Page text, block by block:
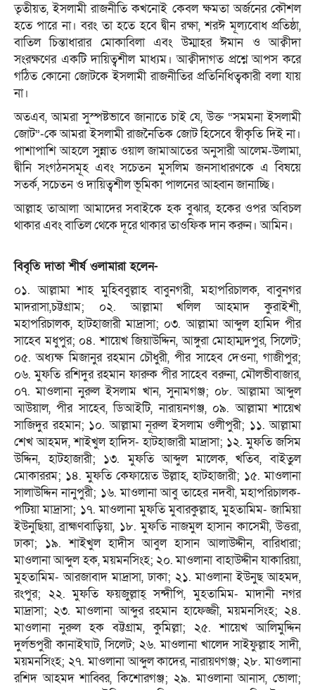
তৃতীয়ত, ইসলামী রাজনীতি কখনোই কেবল ক্ষমতা অর্জনের কৌশল
হতে পারে না। বরং তা হতে হবে দ্বীন রক্ষা, শরঈ মূল্যবোধ প্রতিষ্ঠা,
বাতিল চিন্তাধারার মোকাবিলা এবং উম্মাহর ঈমান ও আক্বীদা
সংরক্ষণের একটি দায়িত্বশীল মাধ্যম। আক্বীদাগত প্রশ্নে আপস করে
গঠিত কোনো জোটকে ইসলামী রাজনীতির প্রতিনিধিত্বকারী বলা যায়
না।
অতএব, আমরা সুস্পষ্টভাবে জানাতে চাই যে, উক্ত “সমমনা ইসলামী
জোট”-কে আমরা ইসলামী রাজনৈতিক জোট হিসেবে স্বীকৃতি দিই না।
পাশাপাশি আহলে সুন্নাত ওয়াল জামাআতের অনুসারী আলেম-উলামা,
দ্বীনি সংগঠনসমূহ এবং সচেতন মুসলিম জনসাধারণকে এ বিষয়ে
সতর্ক, সচেতন ও দায়িত্বশীল ভূমিকা পালনের আহ্বান জানাচ্ছি।
আল্লাহ তাআলা আমাদের সবাইকে হক বুঝার, হকের ওপর অবিচল
থাকার এবং বাতিল থেকে দূরে থাকার তাওফিক দান করুন। আমিন।
বিবৃতি দাতা শীর্ষ ওলামারা হলেন-
০১. আল্লামা শাহ মুহিববুল্লাহ বাবুনগরী, মহাপরিচালক, বাবুনগর
মাদরাসা,চট্টগ্রাম; ০২. আল্লামা খলিল আহমাদ কুরাইশী,
মহাপরিচালক, হাটহাজারী মাদ্রাসা; ০৩. আল্লামা আব্দুল হামিদ পীর
সাহেব মধুপুর; ০৪. শায়েখ জিয়াউদ্দিন, আঙ্গুরা মোহাম্মদপুর, সিলেট;
০৫. অধ্যক্ষ মিজানুর রহমান চৌধুরী, পীর সাহেব দেওনা, গাজীপুর;
০৬. মুফতি রশিদুর রহমান ফারুক পীর সাহেব বরুনা, মৌলভীবাজার,
০৭. মাওলানা নুরুল ইসলাম খান, সুনামগঞ্জ; ০৮. আল্লামা আব্দুল
আউয়াল, পীর সাহেব, ডিআইটি, নারায়নগঞ্জ, ০৯. আল্লামা শায়েখ
সাজিদুর রহমান; ১০. আল্লামা নূরুল ইসলাম ওলীপুরী; ১১. আল্লামা
শেখ আহমদ, শাইখুল হাদিস- হাটহাজারী মাদ্রাসা; ১২. মুফতি জসিম
উদ্দিন, হাটহাজারী; ১৩. মুফতি আব্দুল মালেক, খতিব, বাইতুল
মোকাররম; ১৪. মুফতি কেফায়েত উল্লাহ, হাটহাজারী; ১৫. মাওলানা
সালাউদ্দিন নানুপুরী; ১৬. মাওলানা আবু তাহের নদবী, মহাপরিচালক-
পটিয়া মাদ্রাসা; ১৭. মাওলানা মুফতি মুবারকুল্লাহ, মুহতামিম- জামিয়া
ইউনুছিয়া, ব্রাহ্মণবাড়িয়া, ১৮. মুফতি নাজমুল হাসান কাসেমী, উত্তরা,
ঢাকা; ১৯. শাইখুল হাদীস আবুল হাসান আলাউদ্দীন, বারিধারা;
মাওলানা আব্দুল হক, ময়মনসিংহ; ২০. মাওলানা বাহাউদ্দীন যাকারিয়া,
মুহতামিম- আরজাবাদ মাদ্রাসা, ঢাকা; ২১. মাওলানা ইউনুছ আহমদ,
রংপুর; ২২. মুফতি ফয়জুল্লাহ্ সন্দীপি, মুহতামিম- মাদানী নগর
মাদ্রাসা; ২৩. মাওলানা আব্দুর রহমান হাফেজ্জী, ময়মনসিংহ; ২৪.
মাওলানা নুরুল হক বট্টগ্রাম, কুমিল্লা; ২৫. শায়েখ আলিমুদ্দিন
দুর্লভপুরী কানাইঘাট, সিলেট; ২৬. মাওলানা খালেদ সাইফুল্লাহ সাদী,
ময়মনসিংহ; ২৭. মাওলানা আব্দুল কাদের, নারায়ণগঞ্জ; ২৮. মাওলানা
রশিদ আহমদ শাব্বির, কিশোরগঞ্জ; ২৯. মাওলানা আনাস, ভোলা;